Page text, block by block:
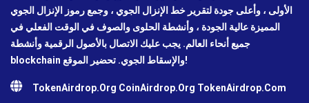
الأولى ، وأعلى جودة لتقرير خط الإنزال الجوي ، وجمع رموز الإنزال الجوي
المميزة عالية الجودة ، وأنشطة الحلوى والصوف في الوقت الفعلي في
جميع أنحاء العالم. يجب عليك الاتصال بالأصول الرقمية وأنشطة
blockchain والإسقاط الجوي. تحضير الموقع!
TokenAirdrop.Org CoinAirdrop.Org TokenAirdrop.Com